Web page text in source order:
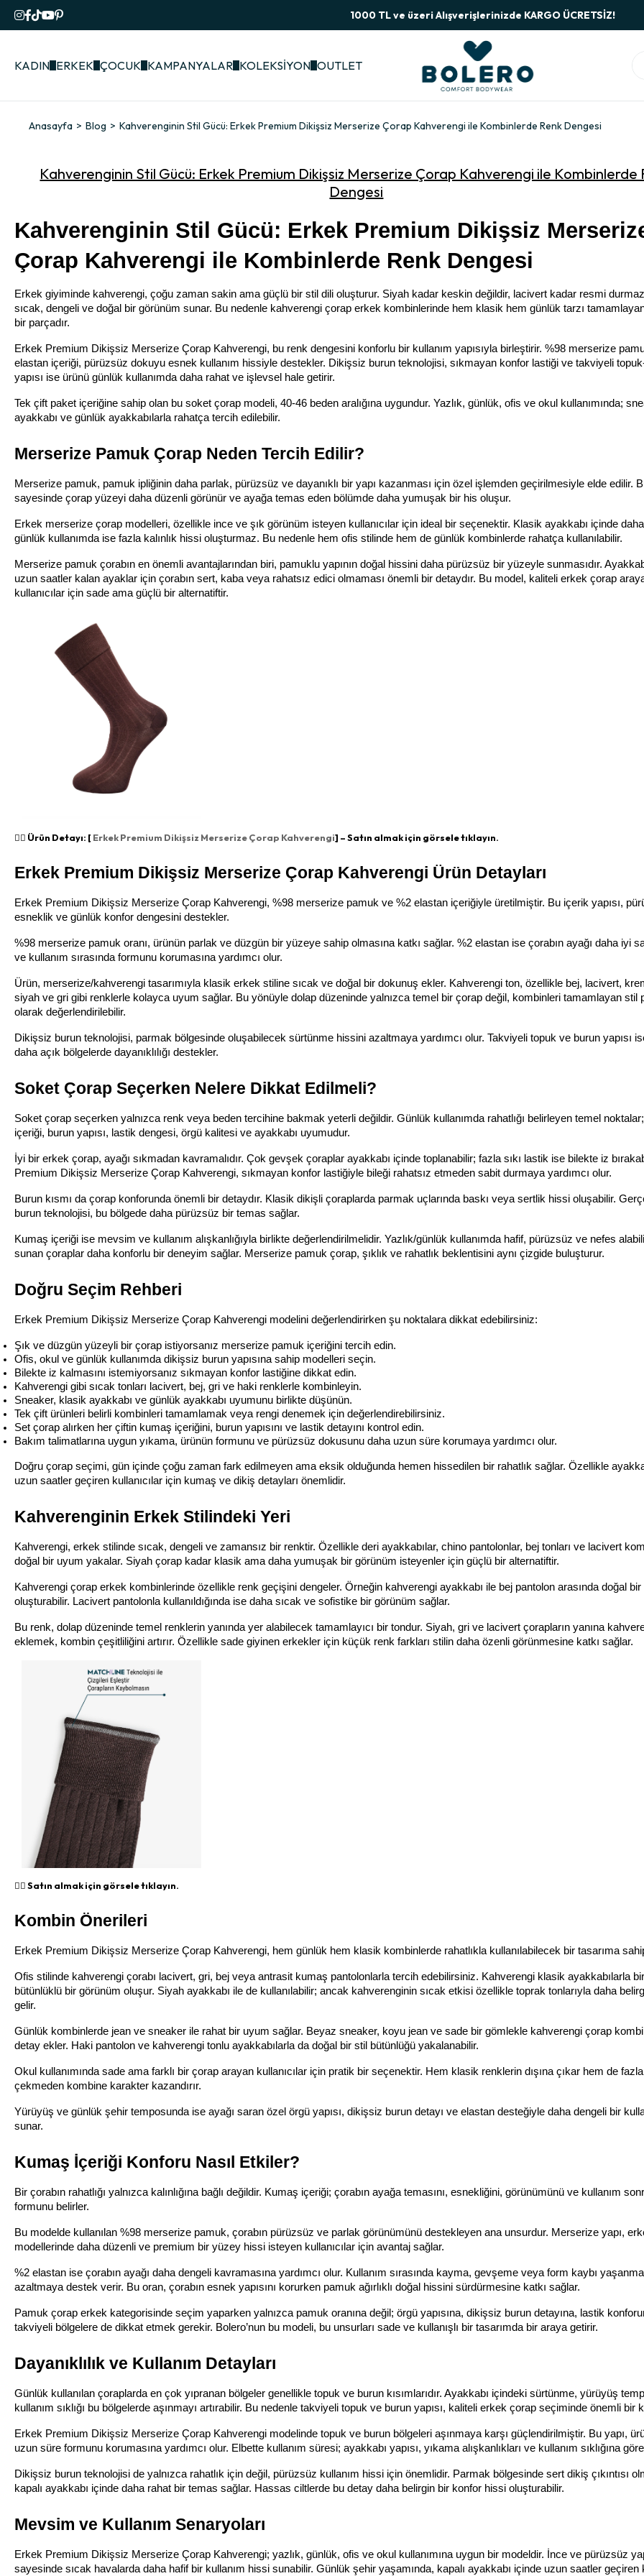
1000 TL ve üzeri Alışverişlerinizde KARGO ÜCRETSİZ!
KADIN ERKEK ÇOCUK KAMPANYALAR KOLEKSİYON OUTLET
Anasayfa Blog Kahverenginin Stil Gücü: Erkek Premium Dikişsiz Merserize Çorap Kahverengi ile Kombinlerde Renk Dengesi
Kahverenginin Stil Gücü: Erkek Premium Dikişsiz Merserize Çorap Kahverengi ile Kombinlerde
Dengesi
Kahverenginin Stil Gücü: Erkek Premium Dikişsiz
Çorap Kahverengi ile Kombinlerde Renk Dengesi
Erkek giyiminde kahverengi, çoğu zaman sakin ama güçlü bir stil dili oluşturur. Siyah kadar keskin değildir, lacivert kadar resmi
sıcak, dengeli ve doğal bir görünüm sunar. Bu nedenle kahverengi çorap erkek kombinlerinde hem klasik hem günlük tarzı tamamlayan
bir parçadır.
Erkek Premium Dikişsiz Merserize Çorap Kahverengi, bu renk dengesini konforlu bir kullanım yapısıyla birleştirir. %98 merserize
elastan içeriği, pürüzsüz dokuyu esnek kullanım hissiyle destekler. Dikişsiz burun teknolojisi, sıkmayan konfor lastiği ve takviyeli
yapısı ise ürünü günlük kullanımda daha rahat ve işlevsel hale getirir.
Tek çift paket içeriğine sahip olan bu soket çorap modeli, 40-46 beden aralığına uygundur. Yazlık, günlük, ofis ve okul kullanımında;
ayakkabı ve günlük ayakkabılarla rahatça tercih edilebilir.
Merserize Pamuk Çorap Neden Tercih Edilir?
Merserize pamuk, pamuk ipliğinin daha parlak, pürüzsüz ve dayanıklı bir yapı kazanması için özel işlemden geçirilmesiyle elde edilir.
sayesinde çorap yüzeyi daha düzenli görünür ve ayağa temas eden bölümde daha yumuşak bir his oluşur.
Erkek merserize çorap modelleri, özellikle ince ve şık görünüm isteyen kullanıcılar için ideal bir seçenektir. Klasik ayakkabı içinde
günlük kullanımda ise fazla kalınlık hissi oluşturmaz. Bu nedenle hem ofis stilinde hem de günlük kombinlerde rahatça kullanılabilir.
Merserize pamuk çorabın en önemli avantajlarından biri, pamuklu yapının doğal hissini daha pürüzsüz bir yüzeyle sunmasıdır.
uzun saatler kalan ayaklar için çorabın sert, kaba veya rahatsız edici olmaması önemli bir detaydır. Bu model, kaliteli erkek çorap
kullanıcılar için sade ama güçlü bir alternatiftir.
👉🏻 Ürün Detayı: [ Erkek Premium Dikişsiz Merserize Çorap Kahverengi] – Satın almak için görsele tıklayın.
Erkek Premium Dikişsiz Merserize Çorap Kahverengi Ürün Detayları
Erkek Premium Dikişsiz Merserize Çorap Kahverengi, %98 merserize pamuk ve %2 elastan içeriğiyle üretilmiştir. Bu içerik yapısı,
esneklik ve günlük konfor dengesini destekler.
%98 merserize pamuk oranı, ürünün parlak ve düzgün bir yüzeye sahip olmasına katkı sağlar. %2 elastan ise çorabın ayağı daha iyi
ve kullanım sırasında formunu korumasına yardımcı olur.
Ürün, merserize/kahverengi tasarımıyla klasik erkek stiline sıcak ve doğal bir dokunuş ekler. Kahverengi ton, özellikle bej, lacivert,
siyah ve gri gibi renklerle kolayca uyum sağlar. Bu yönüyle dolap düzeninde yalnızca temel bir çorap değil, kombinleri tamamlayan stil
olarak değerlendirilebilir.
Dikişsiz burun teknolojisi, parmak bölgesinde oluşabilecek sürtünme hissini azaltmaya yardımcı olur. Takviyeli topuk ve burun yapısı
daha açık bölgelerde dayanıklılığı destekler.
Soket Çorap Seçerken Nelere Dikkat Edilmeli?
Soket çorap seçerken yalnızca renk veya beden tercihine bakmak yeterli değildir. Günlük kullanımda rahatlığı belirleyen temel
içeriği, burun yapısı, lastik dengesi, örgü kalitesi ve ayakkabı uyumudur.
İyi bir erkek çorap, ayağı sıkmadan kavramalıdır. Çok gevşek çoraplar ayakkabı içinde toplanabilir; fazla sıkı lastik ise bilekte iz
Premium Dikişsiz Merserize Çorap Kahverengi, sıkmayan konfor lastiğiyle bileği rahatsız etmeden sabit durmaya yardımcı olur.
Burun kısmı da çorap konforunda önemli bir detaydır. Klasik dikişli çoraplarda parmak uçlarında baskı veya sertlik hissi oluşabilir.
burun teknolojisi, bu bölgede daha pürüzsüz bir temas sağlar.
Kumaş içeriği ise mevsim ve kullanım alışkanlığıyla birlikte değerlendirilmelidir. Yazlık/günlük kullanımda hafif, pürüzsüz ve nefes
sunan çoraplar daha konforlu bir deneyim sağlar. Merserize pamuk çorap, şıklık ve rahatlık beklentisini aynı çizgide buluşturur.
Doğru Seçim Rehberi
Erkek Premium Dikişsiz Merserize Çorap Kahverengi modelini değerlendirirken şu noktalara dikkat edebilirsiniz:
Şık ve düzgün yüzeyli bir çorap istiyorsanız merserize pamuk içeriğini tercih edin.
Ofis, okul ve günlük kullanımda dikişsiz burun yapısına sahip modelleri seçin.
Bilekte iz kalmasını istemiyorsanız sıkmayan konfor lastiğine dikkat edin.
Kahverengi gibi sıcak tonları lacivert, bej, gri ve haki renklerle kombinleyin.
Sneaker, klasik ayakkabı ve günlük ayakkabı uyumunu birlikte düşünün.
Tek çift ürünleri belirli kombinleri tamamlamak veya rengi denemek için değerlendirebilirsiniz.
Set çorap alırken her çiftin kumaş içeriğini, burun yapısını ve lastik detayını kontrol edin.
Bakım talimatlarına uygun yıkama, ürünün formunu ve pürüzsüz dokusunu daha uzun süre korumaya yardımcı olur.
Doğru çorap seçimi, gün içinde çoğu zaman fark edilmeyen ama eksik olduğunda hemen hissedilen bir rahatlık sağlar. Özellikle
uzun saatler geçiren kullanıcılar için kumaş ve dikiş detayları önemlidir.
Kahverenginin Erkek Stilindeki Yeri
Kahverengi, erkek stilinde sıcak, dengeli ve zamansız bir renktir. Özellikle deri ayakkabılar, chino pantolonlar, bej tonları ve lacivert
doğal bir uyum yakalar. Siyah çorap kadar klasik ama daha yumuşak bir görünüm isteyenler için güçlü bir alternatiftir.
Kahverengi çorap erkek kombinlerinde özellikle renk geçişini dengeler. Örneğin kahverengi ayakkabı ile bej pantolon arasında doğal bir
oluşturabilir. Lacivert pantolonla kullanıldığında ise daha sıcak ve sofistike bir görünüm sağlar.
Bu renk, dolap düzeninde temel renklerin yanında yer alabilecek tamamlayıcı bir tondur. Siyah, gri ve lacivert çorapların yanına
eklemek, kombin çeşitliliğini artırır. Özellikle sade giyinen erkekler için küçük renk farkları stilin daha özenli görünmesine katkı sağlar.
👉🏻 Satın almak için görsele tıklayın.
Kombin Önerileri
Erkek Premium Dikişsiz Merserize Çorap Kahverengi, hem günlük hem klasik kombinlerde rahatlıkla kullanılabilecek bir tasarıma
Ofis stilinde kahverengi çorabı lacivert, gri, bej veya antrasit kumaş pantolonlarla tercih edebilirsiniz. Kahverengi klasik ayakkabılarla
bütünlüklü bir görünüm oluşur. Siyah ayakkabı ile de kullanılabilir; ancak kahverenginin sıcak etkisi özellikle toprak tonlarıyla daha
gelir.
Günlük kombinlerde jean ve sneaker ile rahat bir uyum sağlar. Beyaz sneaker, koyu jean ve sade bir gömlekle kahverengi çorap
detay ekler. Haki pantolon ve kahverengi tonlu ayakkabılarla da doğal bir stil bütünlüğü yakalanabilir.
Okul kullanımında sade ama farklı bir çorap arayan kullanıcılar için pratik bir seçenektir. Hem klasik renklerin dışına çıkar hem de
çekmeden kombine karakter kazandırır.
Yürüyüş ve günlük şehir temposunda ise ayağı saran özel örgü yapısı, dikişsiz burun detayı ve elastan desteğiyle daha dengeli bir
sunar.
Kumaş İçeriği Konforu Nasıl Etkiler?
Bir çorabın rahatlığı yalnızca kalınlığına bağlı değildir. Kumaş içeriği; çorabın ayağa temasını, esnekliğini, görünümünü ve kullanım
formunu belirler.
Bu modelde kullanılan %98 merserize pamuk, çorabın pürüzsüz ve parlak görünümünü destekleyen ana unsurdur. Merserize yapı,
modellerinde daha düzenli ve premium bir yüzey hissi isteyen kullanıcılar için avantaj sağlar.
%2 elastan ise çorabın ayağı daha dengeli kavramasına yardımcı olur. Kullanım sırasında kayma, gevşeme veya form kaybı
azaltmaya destek verir. Bu oran, çorabın esnek yapısını korurken pamuk ağırlıklı doğal hissini sürdürmesine katkı sağlar.
Pamuk çorap erkek kategorisinde seçim yaparken yalnızca pamuk oranına değil; örgü yapısına, dikişsiz burun detayına, lastik
takviyeli bölgelere de dikkat etmek gerekir. Bolero’nun bu modeli, bu unsurları sade ve kullanışlı bir tasarımda bir araya getirir.
Dayanıklılık ve Kullanım Detayları
Günlük kullanılan çoraplarda en çok yıpranan bölgeler genellikle topuk ve burun kısımlarıdır. Ayakkabı içindeki sürtünme, yürüyüş
kullanım sıklığı bu bölgelerde aşınmayı artırabilir. Bu nedenle takviyeli topuk ve burun yapısı, kaliteli erkek çorap seçiminde önemli bir
Erkek Premium Dikişsiz Merserize Çorap Kahverengi modelinde topuk ve burun bölgeleri aşınmaya karşı güçlendirilmiştir. Bu yapı,
uzun süre formunu korumasına yardımcı olur. Elbette kullanım süresi; ayakkabı yapısı, yıkama alışkanlıkları ve kullanım sıklığına
Dikişsiz burun teknolojisi de yalnızca rahatlık için değil, pürüzsüz kullanım hissi için önemlidir. Parmak bölgesinde sert dikiş çıkıntısı
kapalı ayakkabı içinde daha rahat bir temas sağlar. Hassas ciltlerde bu detay daha belirgin bir konfor hissi oluşturabilir.
Mevsim ve Kullanım Senaryoları
Erkek Premium Dikişsiz Merserize Çorap Kahverengi; yazlık, günlük, ofis ve okul kullanımına uygun bir modeldir. İnce ve pürüzsüz
sayesinde sıcak havalarda daha hafif bir kullanım hissi sunabilir. Günlük şehir yaşamında, kapalı ayakkabı içinde uzun saatler geçiren